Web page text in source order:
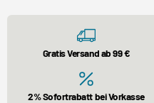
Gratis Versand ab 99 €
2% Sofortrabatt bei Vorkasse